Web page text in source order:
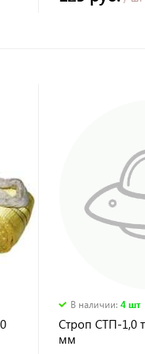
В наличии:4 шт
Строп СТП-1,0
мм